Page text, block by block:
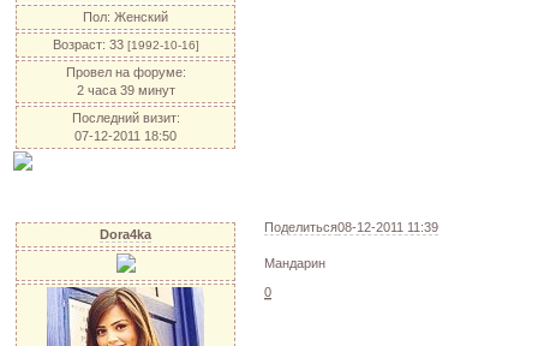
Пол: Женский
Возраст: 33 [1992-10-16]
Провел на форуме:
2 часа 39 минут
Последний визит:
07-12-2011 18:50
Поделиться08-12-2011 11:39
Dora4ka
Мандарин
0